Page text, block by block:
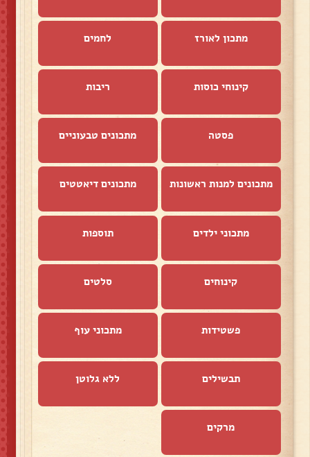
מתכון לאורז לחמים
קינוחי כוסות ריבות
פסטה מתכונים טבעוניים
מתכונים למנות ראשונות מתכונים דיאטטים
מתכוני ילדים תוספות
קינוחים סלטים
פשטידות מתכוני עוף
תבשילים ללא גלוטן
מרקים